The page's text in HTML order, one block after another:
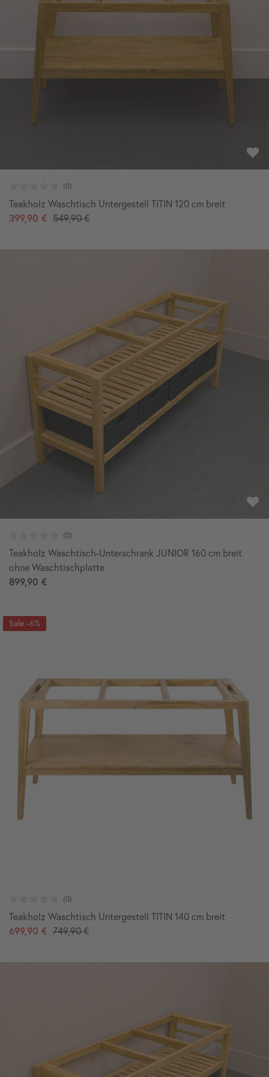
Teakholz Waschtisch Untergestell TITIN 120 cm breit
399,90 € 549,90 €
Teakholz Waschtisch-Unterschrank JUNIOR 160 cm breit
ohne Waschtischplatte
899,90 €
-6%
Teakholz Waschtisch Untergestell TITIN 140 cm breit
699,90 € 749,90 €